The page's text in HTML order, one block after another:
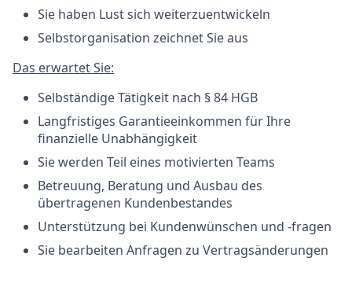
Sie haben Lust sich weiterzuentwickeln
Selbstorganisation zeichnet Sie aus
Das erwartet Sie:
Selbständige Tätigkeit nach § 84 HGB
Langfristiges Garantieeinkommen für Ihre
finanzielle Unabhängigkeit
Sie werden Teil eines motivierten Teams
Betreuung, Beratung und Ausbau des
übertragenen Kundenbestandes
Unterstützung bei Kundenwünschen und -fragen
Sie bearbeiten Anfragen zu Vertragsänderungen